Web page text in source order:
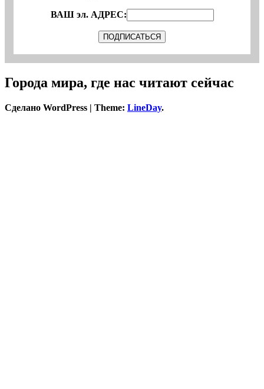
ВАШ эл. АДРЕС:
Города мира, где нас читают сейчас
Сделано WordPress | Theme: LineDay.